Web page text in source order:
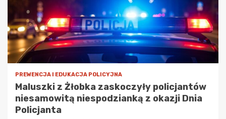
PREWENCJA I EDUKACJA POLICYJNA
Maluszki z Żłobka zaskoczyły policjantów
niesamowitą niespodzianką z okazji Dnia
Policjanta